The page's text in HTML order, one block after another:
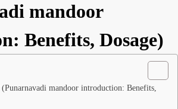
mandoor
Benefits, Dosage)
(Punarnavadi mandoor introduction: Benefits,